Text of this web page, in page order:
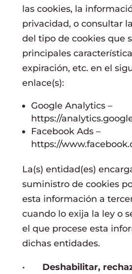
las cookies, la
privacidad, o consultar
del tipo de cookies que
principales
expiración, etc. en el
enlace(s):
Google Analytics –
https://
Facebook Ads –
https://
La(s) entidad(es)
suministro de cookies
esta información a
cuando lo exija la ley o
el que procese esta
dichas entidades.
• Deshabilitar,